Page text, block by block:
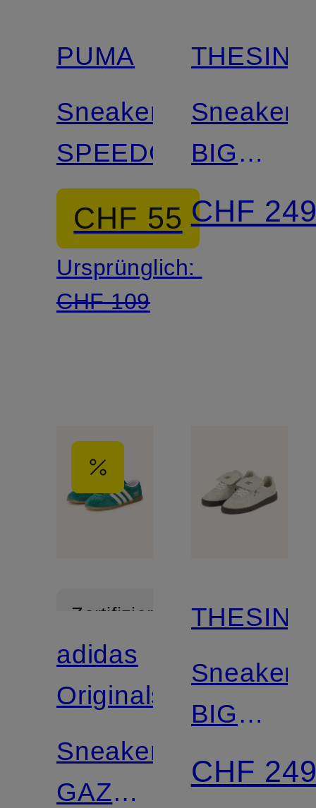
PUMA
Sneaker
SPEEDCAT
CHF 55
Ursprünglich:
CHF 109
THESING
Sneaker
BIG
BANG
CHF
Zertifiziert
adidas
Originals
Sneaker
GAZELLE
THESING
Sneaker
BIG
BANG
CHF